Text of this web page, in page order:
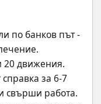
по банков път -
20 движения.
за 6-7
свърши работа.